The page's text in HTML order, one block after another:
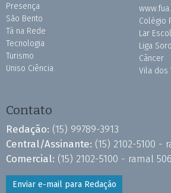
Presença
São Bento
Tá na Rede
Tecnologia
Turismo
Uniso Ciência
Colégio
Lar
Liga
Câncer
Vila dos
Contato
Redação: (15) 99789-3913
Central/Assinante: (15) 2102-5100 -
Comercial: (15) 2102-5100 - ramal
Enviar e-mail para Redação